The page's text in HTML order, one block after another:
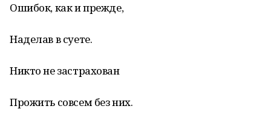
Ошибок, как и прежде,
Наделав в суете.
Никто не застрахован
Прожить совсем без них.